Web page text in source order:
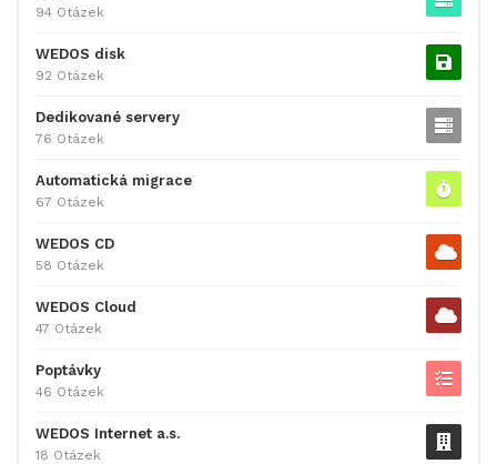
94 Otázek
WEDOS disk
92 Otázek
Dedikované servery
76 Otázek
Automatická migrace
67 Otázek
WEDOS CD
58 Otázek
WEDOS Cloud
47 Otázek
Poptávky
46 Otázek
WEDOS Internet a.s.
18 Otázek